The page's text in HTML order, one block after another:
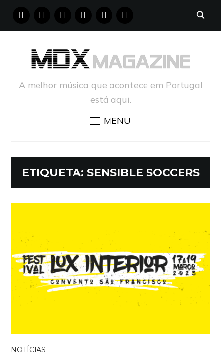
FACEBOOKINSTAGRAM
YOUTUBE PINTERESTTUMBLR
A melhor música que acontece em Portugal
está aqui.
MENU
ETIQUETA: SENSIBLE SOCCERS
NOTÍCIAS